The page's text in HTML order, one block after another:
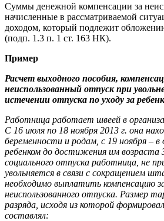
Суммы денежной компенсации за
начисленные в рассматриваемой
доходом, который подлежит
(подп. 1.3 п. 1 ст. 163 НК).
Пример
Расчет выходного пособия,
неиспользованный отпуск при
истечении отпуска по уходу за
Работница работает швеей в
С 16 июля по 18 ноября 2013 г. она
беременности и родам, с 19 ноября – в
ребенком до достижения им
социального отпуска работница, не
увольняется в связи с сокращением
необходимо выплатить компенсацию
неиспользованного отпуска. Размер
разряда, исходя из которой
составлял: